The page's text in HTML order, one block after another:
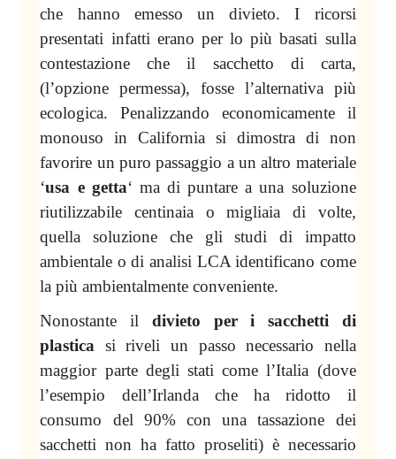
che hanno emesso un divieto. I ricorsi
presentati infatti erano per lo più basati sulla
contestazione che il sacchetto di carta,
(l’opzione permessa), fosse l’alternativa più
ecologica. Penalizzando economicamente il
monouso in California si dimostra di non
favorire un puro passaggio a un altro materiale
‘usa e getta‘ ma di puntare a una soluzione
riutilizzabile centinaia o migliaia di volte,
quella soluzione che gli studi di impatto
ambientale o di analisi LCA identificano come
la più ambientalmente conveniente.
Nonostante il divieto per i sacchetti di
plastica si riveli un passo necessario nella
maggior parte degli stati come l’Italia (dove
l’esempio dell’Irlanda che ha ridotto il
consumo del 90% con una tassazione dei
sacchetti non ha fatto proseliti) è necessario